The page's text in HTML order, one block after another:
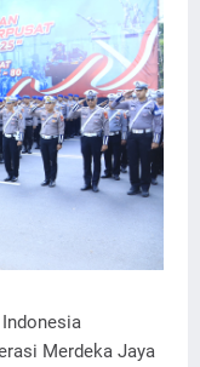
Merdeka Jaya